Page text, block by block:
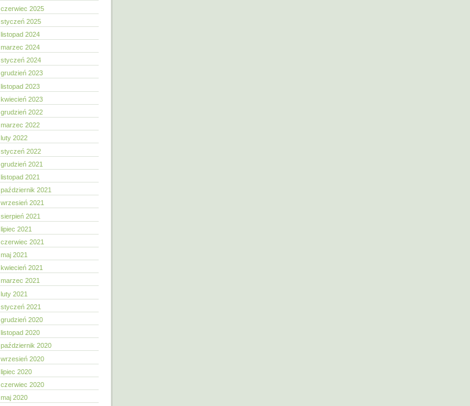
czerwiec 2025
styczeń 2025
listopad 2024
marzec 2024
styczeń 2024
grudzień 2023
listopad 2023
kwiecień 2023
grudzień 2022
marzec 2022
luty 2022
styczeń 2022
grudzień 2021
listopad 2021
październik 2021
wrzesień 2021
sierpień 2021
lipiec 2021
czerwiec 2021
maj 2021
kwiecień 2021
marzec 2021
luty 2021
styczeń 2021
grudzień 2020
listopad 2020
październik 2020
wrzesień 2020
lipiec 2020
czerwiec 2020
maj 2020